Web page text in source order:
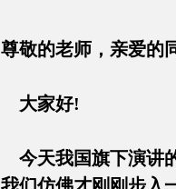
尊敬的老师，亲爱
大家好!
今天我国旗下演讲